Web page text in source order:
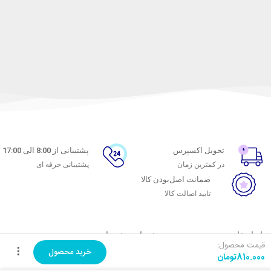
قیمت محصول:
تومان810.000 خرید محصول
تحویل اکسپرس
در کمترین زمان
پشتیبانی از 8:00 الی 17:00
پشتیبانی حرفه ای
ضمانت اصل‌بودن کالا
تایید اصالت کالا
با ماه خانوم
اتاق خبر ماه خانوم
خدمات مشتریان
پاسخ به پرسش‌های متداول